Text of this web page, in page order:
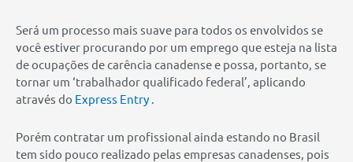
Será um processo mais suave para todos os envolvidos se
você estiver procurando por um emprego que esteja na lista
de ocupações de carência canadense e possa, portanto, se
tornar um ‘trabalhador qualificado federal’, aplicando
através do Express Entry
Porém contratar um profissional ainda estando no Brasil
tem sido pouco realizado pelas empresas canadenses, pois